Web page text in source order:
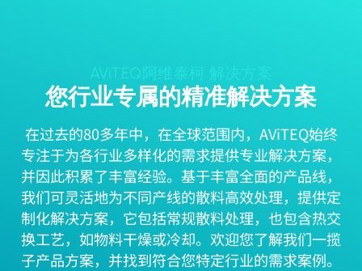
AViTEQ阿维泰柯 解决方案
您行业专属的精准解决方案
在过去的80多年中，在全球范围内，AViTEQ始终
专注于为各行业多样化的需求提供专业解决方案，
并因此积累了丰富经验。基于丰富全面的产品线，
我们可灵活地为不同产线的散料高效处理，提供定
制化解决方案，它包括常规散料处理，也包含热交
换工艺，如物料干燥或冷却。欢迎您了解我们一揽
子产品方案，并找到符合您特定行业的需求案例。